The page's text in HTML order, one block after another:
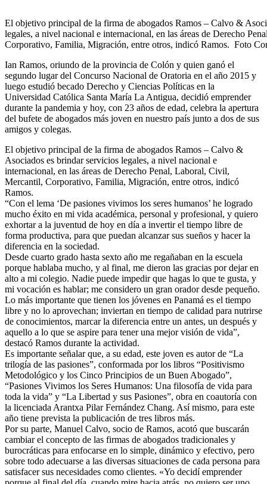
El objetivo principal de la firma de abogados Ramos – Calvo &
legales, a nivel nacional e internacional, en las áreas de Derecho
Corporativo, Familia, Migración, entre otros, indicó Ramos. Foto
Ian Ramos, oriundo de la provincia de Colón y quien ganó el
segundo lugar del Concurso Nacional de Oratoria en el año 2015 y
luego estudió becado Derecho y Ciencias Políticas en la
Universidad Católica Santa María La Antigua, decidió emprender
durante la pandemia y hoy, con 23 años de edad, celebra la apertura
del bufete de abogados más joven en nuestro país junto a dos de sus
amigos y colegas.
El objetivo principal de la firma de abogados Ramos – Calvo &
Asociados es brindar servicios legales, a nivel nacional e
internacional, en las áreas de Derecho Penal, Laboral, Civil,
Mercantil, Corporativo, Familia, Migración, entre otros, indicó
Ramos.
“Con el lema ‘De pasiones vivimos los seres humanos’ he logrado
mucho éxito en mi vida académica, personal y profesional, y quiero
exhortar a la juventud de hoy en día a invertir el tiempo libre de
forma productiva, para que puedan alcanzar sus sueños y hacer la
diferencia en la sociedad.
Desde cuarto grado hasta sexto año me regañaban en la escuela
porque hablaba mucho, y al final, me dieron las gracias por dejar en
alto a mi colegio. Nadie puede impedir que hagas lo que te gusta, y
mi vocación es hablar; me considero un gran orador desde pequeño.
Lo más importante que tienen los jóvenes en Panamá es el tiempo
libre y no lo aprovechan; inviertan en tiempo de calidad para nutrirse
de conocimientos, marcar la diferencia entre un antes, un después y
aquello a lo que se aspire para tener una mejor visión de vida”,
destacó Ramos durante la actividad.
Es importante señalar que, a su edad, este joven es autor de “La
trilogía de las pasiones”, conformada por los libros “Positivismo
Metodológico y los Cinco Principios de un Buen Abogado”,
“Pasiones Vivimos los Seres Humanos: Una filosofía de vida para
toda la vida” y “La Libertad y sus Pasiones”, obra en coautoría con
la licenciada Arantxa Pilar Fernández Chang. Así mismo, para este
año tiene prevista la publicación de tres libros más.
Por su parte, Manuel Calvo, socio de Ramos, acotó que buscarán
cambiar el concepto de las firmas de abogados tradicionales y
burocráticas para enfocarse en lo simple, dinámico y efectivo, pero
sobre todo adecuarse a las diversas situaciones de cada persona para
satisfacer sus necesidades como clientes. «Yo decidí emprender